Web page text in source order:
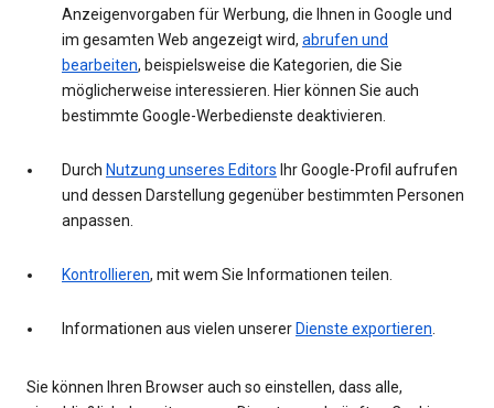
Anzeigenvorgaben für Werbung, die Ihnen in Google und
im gesamten Web angezeigt wird, abrufen und
bearbeiten, beispielsweise die Kategorien, die Sie
möglicherweise interessieren. Hier können Sie auch
bestimmte Google-Werbedienste deaktivieren.
Durch Nutzung unseres Editors Ihr Google-Profil aufrufen
und dessen Darstellung gegenüber bestimmten Personen
anpassen.
Kontrollieren, mit wem Sie Informationen teilen.
Informationen aus vielen unserer Dienste exportieren.
Sie können Ihren Browser auch so einstellen, dass alle,